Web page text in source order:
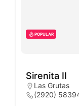
POPULAR
Sirenita II
Las Grutas
(2920)